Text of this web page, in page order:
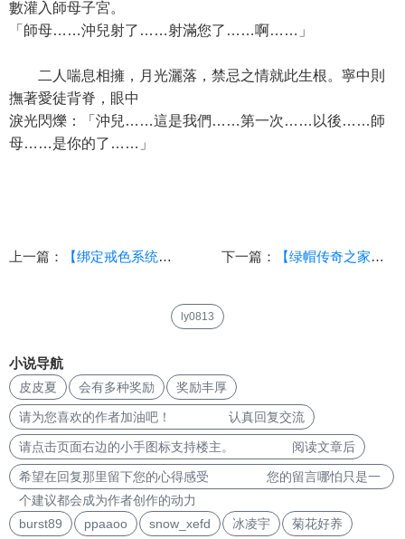
數灌入師母子宮。
「師母……沖兒射了……射滿您了……啊……」
二人喘息相擁，月光灑落，禁忌之情就此生根。寧中則
撫著愛徒背脊，眼中
淚光閃爍：「沖兒……這是我們……第一次……以後……師
母……是你的了……」
上一篇： 【绑定戒色系统的我似乎搞错了什么】4 下一篇： 【绿帽传奇之家的沦陷】（第三章）
ly0813
小说导航
皮皮夏 会有多种奖励 奖励丰厚
请为您喜欢的作者加油吧！ 认真回复交流
请点击页面右边的小手图标支持楼主。 阅读文章后
希望在回复那里留下您的心得感受 您的留言哪怕只是一
个建议都会成为作者创作的动力
burst89
ppaaoo snow_xefd 冰凌宇 菊花好养